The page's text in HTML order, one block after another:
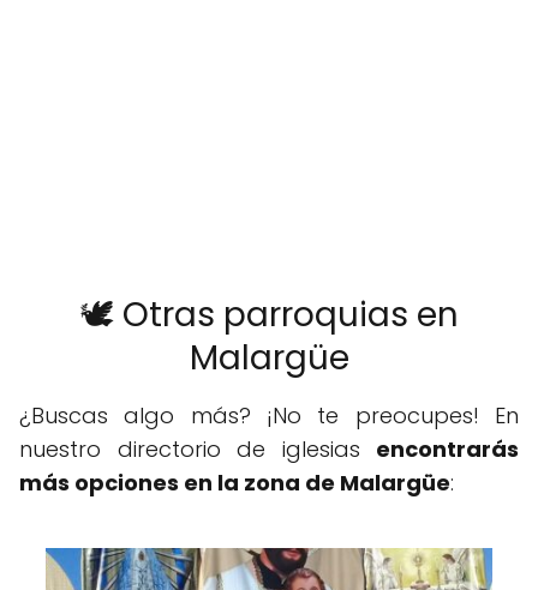
🕊️ Otras parroquias en
Malargüe
¿Buscas algo más? ¡No te preocupes! En
nuestro directorio de iglesias encontrarás
más opciones en la zona de Malargüe: